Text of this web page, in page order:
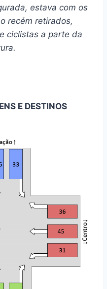
estava com os
recém retirados,
ciclistas a parte da
E DESTINOS